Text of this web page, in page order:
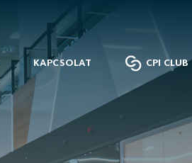
KAPCSOLAT CPI CLUB